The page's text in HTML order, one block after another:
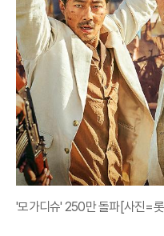
'모가디슈' 250만 돌파[사진=